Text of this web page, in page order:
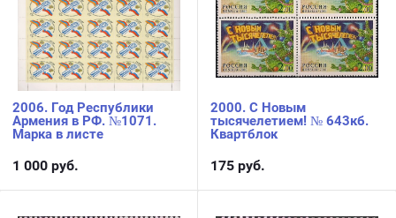
2006. Год Республики
Армения в РФ. №1071.
Марка в листе
1 000 руб.
2000. С Новым
тысячелетием! № 643кб.
Квартблок
175 руб.